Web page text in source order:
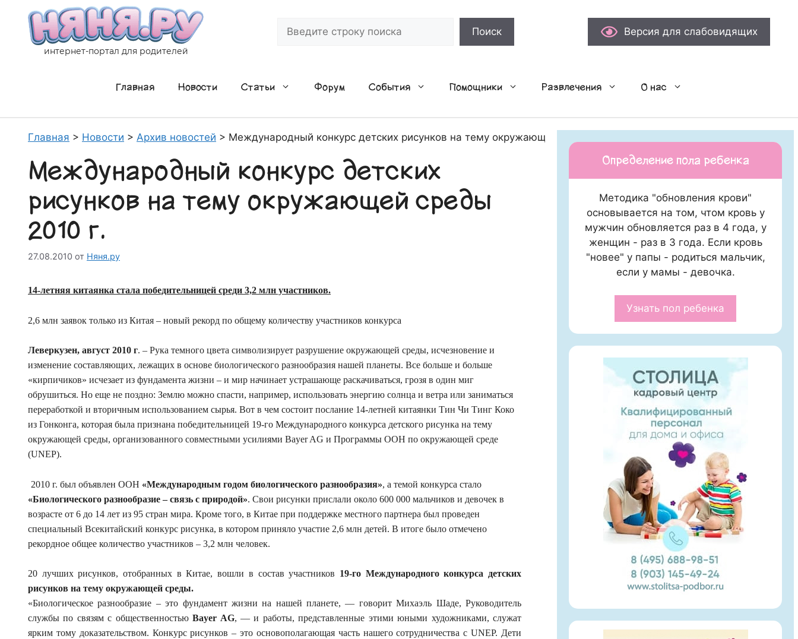
содержимому
интернет-портал для родителей
Поиск Версия для слабовидящих
Главная Новости Статьи Форум События Помощники Развлечения О нас
Главная > Новости > Архив новостей > Международный конкурс детских рисунков на тему окружающей среды 2010 г.
Международный конкурс детских
рисунков на тему окружающей среды
2010 г.
27.08.2010 от Няня.ру
14-летняя китаянка стала победительницей среди 3,2 млн участников.
2,6 млн заявок только из Китая – новый рекорд по общему количеству участников конкурса
Леверкузен, август 2010 г. – Рука темного цвета символизирует разрушение окружающей среды, исчезновение и
изменение составляющих, лежащих в основе биологического разнообразия нашей планеты. Все больше и больше
«кирпичиков» исчезает из фундамента жизни – и мир начинает устрашающе раскачиваться, грозя в один миг
обрушиться. Но еще не поздно: Землю можно спасти, например, использовать энергию солнца и ветра или заниматься
переработкой и вторичным использованием сырья. Вот в чем состоит послание 14-летней китаянки Тин Чи Тинг Коко
из Гонконга, которая была признана победительницей 19-го Международного конкурса детского рисунка на тему
окружающей среды, организованного совместными усилиями Bayer AG и Программы ООН по окружающей среде
(UNEP).
2010 г. был объявлен ООН «Международным годом биологического разнообразия», а темой конкурса стало
«Биологического разнообразие – связь с природой». Свои рисунки прислали около 600 000 мальчиков и девочек в
возрасте от 6 до 14 лет из 95 стран мира. Кроме того, в Китае при поддержке местного партнера был проведен
специальный Всекитайский конкурс рисунка, в котором приняло участие 2,6 млн детей. В итоге было отмечено
рекордное общее количество участников – 3,2 млн человек.
20 лучших рисунков, отобранных в Китае, вошли в состав участников 19-го Международного конкурса детских
рисунков на тему окружающей среды.
«Биологическое разнообразие – это фундамент жизни на нашей планете, — говорит Михаэль Шаде, Руководитель
службы по связям с общественностьюBayer AG, — и работы, представленные этими юными художниками, служат
ярким тому доказательством. Конкурс рисунков – это основополагающая часть нашего сотрудничества с UNEP. Дети
Определение пола ребенка
Методика "обновления крови"
основывается на том, чтом кровь у
мужчин обновляется раз в 4 года, у
женщин - раз в 3 года. Если кровь
"новее" у папы - родиться мальчик,
если у мамы - девочка.
Узнать пол ребенка